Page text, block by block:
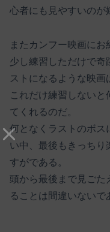
心者にも見やすいのが
またカンフー映画にお
少し練習しただけで奇
ストになるような映画
これだけ練習しない
てくれるのだ。
何となくラストのボス
い中、最後もきっちり
すがである。
頭から最後まで見ごた
ることは間違いないで